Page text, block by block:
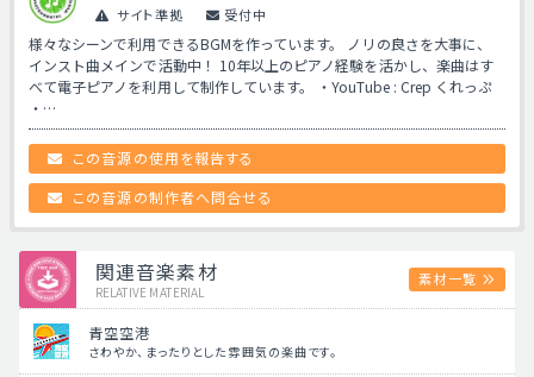
サイト準拠 受付中
様々なシーンで利用できるBGMを作っています。 ノリの良さを大事に、
インスト曲メインで活動中！ 10年以上のピアノ経験を活かし、楽曲はす
べて電子ピアノを利用して制作しています。 ・YouTube : Crep くれっぷ
・…
この音源の使用を報告する
この音源の制作者へ問合せる
関連音楽素材
RELATIVE MATERIAL
素材一覧
青空空港
さわやか、まったりとした雰囲気の楽曲です。